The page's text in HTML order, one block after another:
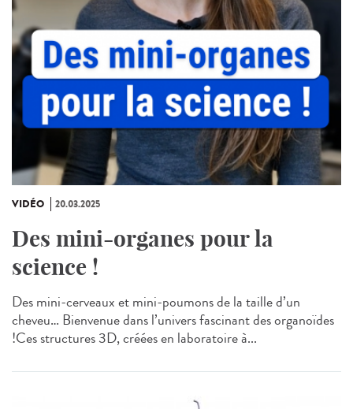
VIDÉO 20.03.2025
Des mini-organes pour la
science !
Des mini-cerveaux et mini-poumons de la taille d’un
cheveu… Bienvenue dans l’univers fascinant des organoïdes
!Ces structures 3D, créées en laboratoire à...